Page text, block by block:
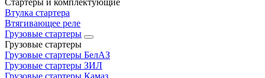
Стартеры и комплектующие
Втулка стартера
Втягивающее реле
Грузовые стартеры
Грузовые стартеры
Грузовые стартеры БелАЗ
Грузовые стартеры ЗИЛ